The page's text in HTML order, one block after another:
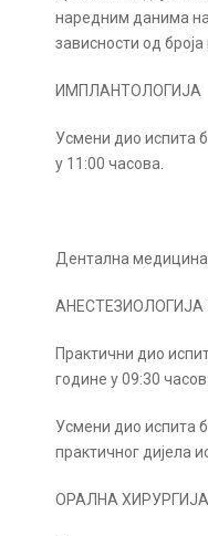
наредним данима
зависности од
ИМПЛАНТОЛОГИЈА
Усмени дио испита
у 11:00 часова.
Дентална медицина
Практични дио
године у 09:30
Усмени дио испита
практичног дијела
ОРАЛНА ХИРУРГИЈА